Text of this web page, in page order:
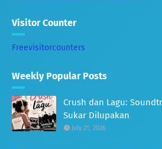
Visitor Counter
Freevisitorcounters
Weekly Popular Posts
Crush dan Lagu:
Sukar Dilupakan
July 21, 2026